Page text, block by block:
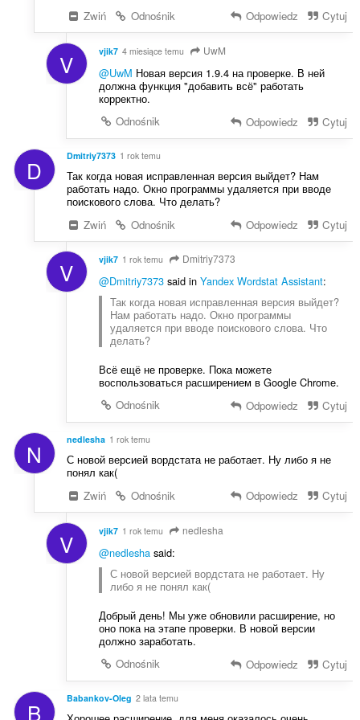
Zwiń
Odnośnik Odpowiedz Cytuj
V vjik7 4 miesiące temu UwM
@UwM Новая версия 1.9.4 на проверке. В ней
должна функция "добавить всё" работать
корректно.
Odnośnik
Odpowiedz Cytuj
D Dmitriy7373 1 rok temu
Так когда новая исправленная версия выйдет? Нам
работать надо. Окно программы удаляется при вводе
поискового слова. Что делать?
Zwiń
Odnośnik Odpowiedz Cytuj
V vjik7 1 rok temu Dmitriy7373
@Dmitriy7373said in Yandex Wordstat Assistant:
Так когда новая исправленная версия выйдет?
Нам работать надо. Окно программы
удаляется при вводе поискового слова. Что
делать?
Всё ещё не проверке. Пока можете
воспользоваться расширением в Google Chrome.
Odnośnik
Odpowiedz Cytuj
N nedlesha 1 rok temu
С новой версией вордстата не работает. Ну либо я не
понял как(
Zwiń
Odnośnik Odpowiedz Cytuj
V vjik7 1 rok temu nedlesha
@nedleshasaid:
С новой версией вордстата не работает. Ну
либо я не понял как(
Добрый день! Мы уже обновили расширение, но
оно пока на этапе проверки. В новой версии
должно заработать.
Odnośnik
Odpowiedz Cytuj
B Babankov-Oleg 2 lata temu